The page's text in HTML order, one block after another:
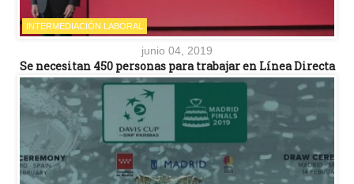
INTERMEDIACIÓN LABORAL
junio 04, 2019
Se necesitan 450 personas para trabajar en Línea Directa